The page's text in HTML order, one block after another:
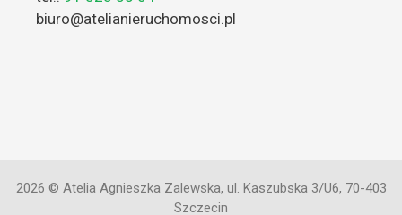
biuro@atelianieruchomosci.pl
2026 © Atelia Agnieszka Zalewska, ul. Kaszubska 3/U6, 70-403
Szczecin